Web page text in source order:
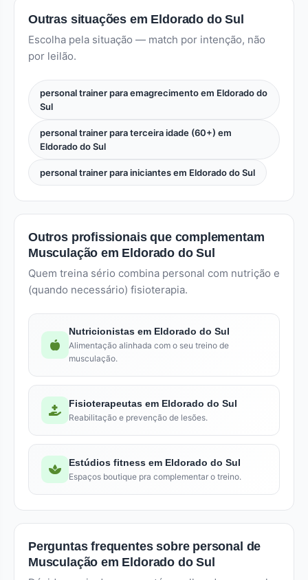
Outras situações em Eldorado do Sul
Escolha pela situação — match por intenção, não
por leilão.
personal trainer para emagrecimento em Eldorado do
Sul
personal trainer para terceira idade (60+) em
Eldorado do Sul
personal trainer para iniciantes em Eldorado do Sul
Outros profissionais que complementam
Musculação em Eldorado do Sul
Quem treina sério combina personal com nutrição e
(quando necessário) fisioterapia.
Nutricionistas em Eldorado do Sul
Alimentação alinhada com o seu treino de
musculação.
Fisioterapeutas em Eldorado do Sul
Reabilitação e prevenção de lesões.
Estúdios fitness em Eldorado do Sul
Espaços boutique pra complementar o treino.
Perguntas frequentes sobre personal de
Musculação em Eldorado do Sul